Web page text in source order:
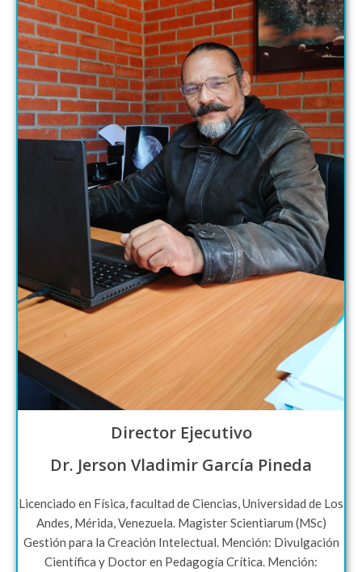
Director Ejecutivo
Dr. Jerson Vladimir García Pineda
Licenciado en Física, facultad de Ciencias, Universidad de Los
Andes, Mérida, Venezuela. Magister Scientiarum (MSc)
Gestión para la Creación Intelectual. Mención: Divulgación
Científica y Doctor en Pedagogía Crítica. Mención: